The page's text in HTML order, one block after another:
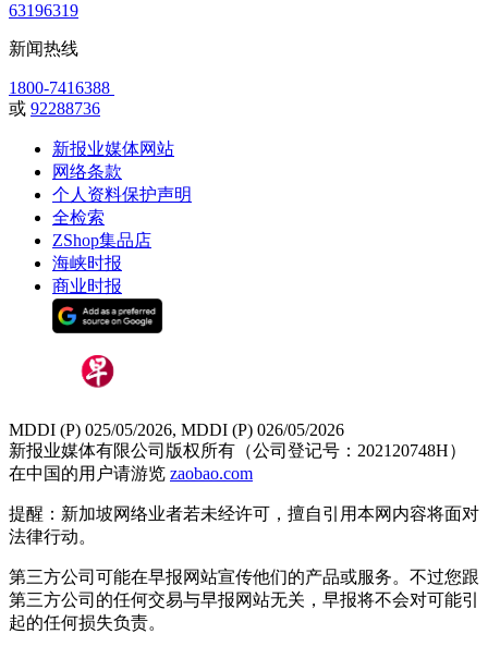
63196319
新闻热线
1800-7416388
或 92288736
新报业媒体网站
网络条款
个人资料保护声明
全检索
ZShop集品店
海峡时报
商业时报
MDDI (P) 025/05/2026, MDDI (P) 026/05/2026
新报业媒体有限公司版权所有（公司登记号：202120748H）
在中国的用户请游览 zaobao.com
提醒：新加坡网络业者若未经许可，擅自引用本网内容将面对
法律行动。
第三方公司可能在早报网站宣传他们的产品或服务。不过您跟
第三方公司的任何交易与早报网站无关，早报将不会对可能引
起的任何损失负责。